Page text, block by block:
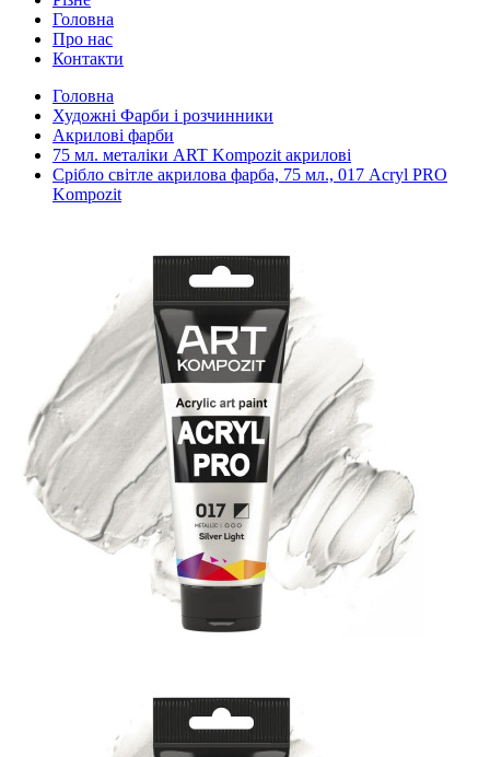
Головна
Про нас
Контакти
Головна
Художні Фарби і розчинники
Акрилові фарби
75 мл. металіки ART Kompozit акрилові
Срібло світле акрилова фарба, 75 мл., 017 Acryl PRO
Kompozit